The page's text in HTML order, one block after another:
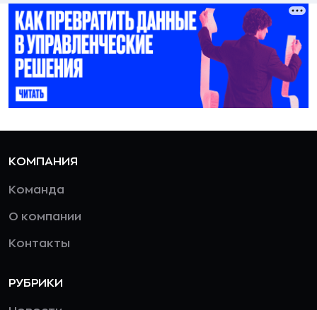
КОМПАНИЯ
Команда
О компании
Контакты
РУБРИКИ